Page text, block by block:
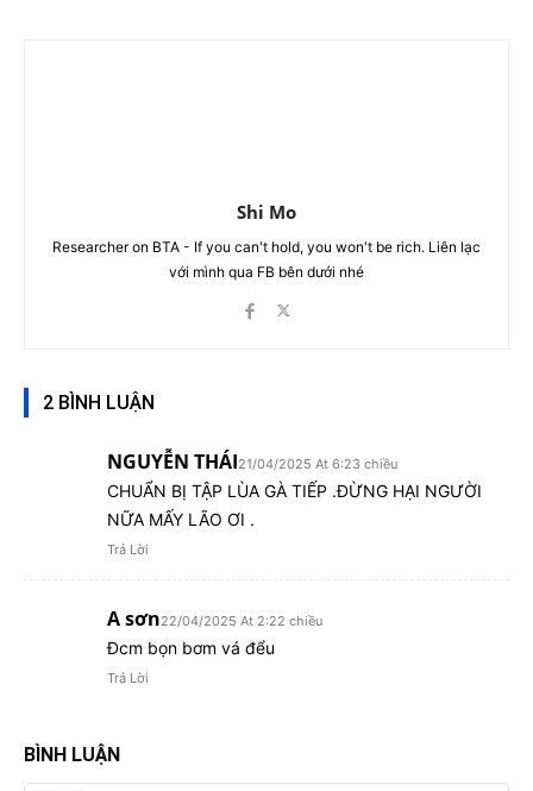
Shi Mo
Researcher on BTA - If you can't hold, you won't be rich. Liên lạc
với mình qua FB bên dưới nhé
2 BÌNH LUẬN
NGUYỄN THÁI21/04/2025 At 6:23 chiều
CHUẨN BỊ TẬP LÙA GÀ TIẾP .ĐỪNG HẠI NGƯỜI
NỮA MẤY LÃO ƠI .
Trả Lời
A sơn22/04/2025 At 2:22 chiều
Đcm bọn bơm vá đểu
Trả Lời
BÌNH LUẬN